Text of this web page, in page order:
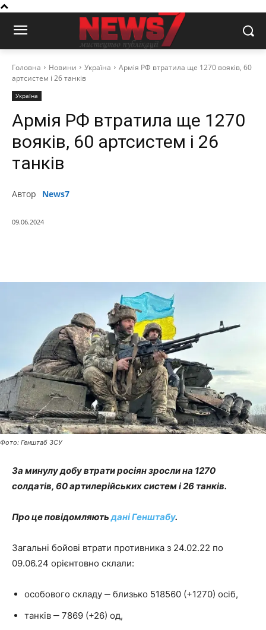
Головна Новини Україна
Армія РФ втратила ще 1270 вояків, 60
артсистем і 26 танків
Україна
Армія РФ втратила ще 1270
вояків, 60 артсистем і 26
танків
Автор News7
09.06.2024
Фото: Генштаб ЗСУ
За минулу добу втрати росіян зросли на 1270
солдатів, 60 артилерійських систем і 26 танків.
Про це повідомляютьдані Генштабу.
Загальні бойові втрати противника з 24.02.22 по
09.06.24 орієнтовно склали:
особового складу ‒ близько 518560 (+1270) осіб,
танків ‒ 7869 (+26) од,